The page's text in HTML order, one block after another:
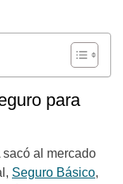
para
al mercado
Seguro Básico,